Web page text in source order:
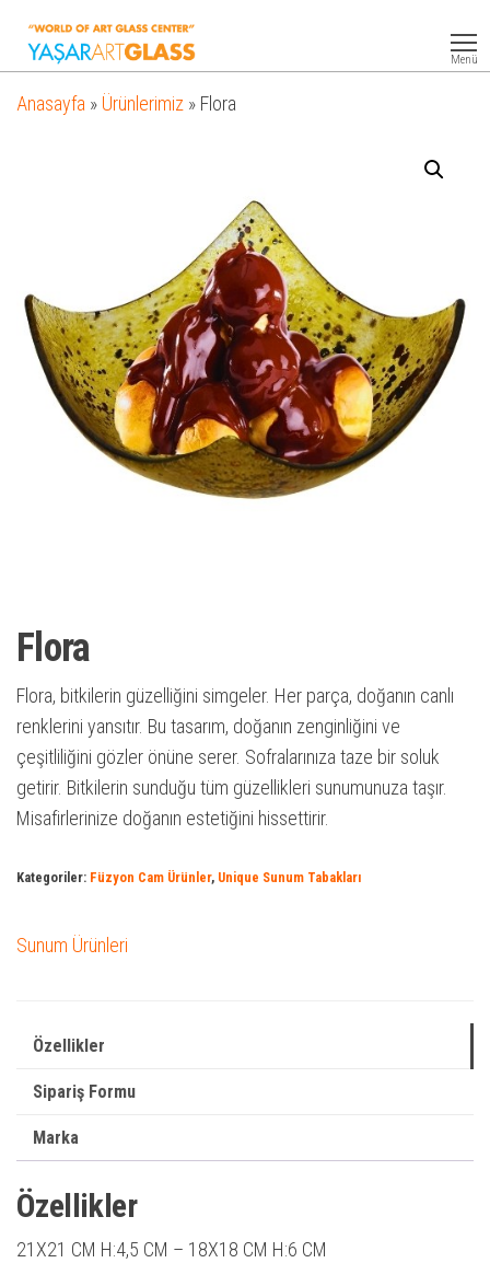
Glass
Menü
Anasayfa » Ürünlerimiz » Flora
Flora
Flora, bitkilerin güzelliğini simgeler. Her parça, doğanın canlı
renklerini yansıtır. Bu tasarım, doğanın zenginliğini ve
çeşitliliğini gözler önüne serer. Sofralarınıza taze bir soluk
getirir. Bitkilerin sunduğu tüm güzellikleri sunumunuza taşır.
Misafirlerinize doğanın estetiğini hissettirir.
Kategoriler: Füzyon Cam Ürünler, Unique Sunum Tabakları
Sunum Ürünleri
Özellikler
Sipariş Formu
Marka
Özellikler
21X21 CM H:4,5 CM – 18X18 CM H:6 CM